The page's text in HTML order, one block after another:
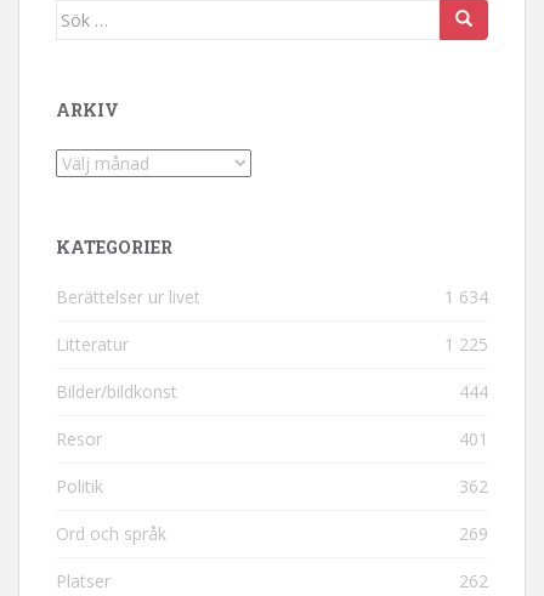
Sök efter:
ARKIV
Arkiv
KATEGORIER
Berättelser ur livet 1 634
Litteratur 1 225
Bilder/bildkonst 444
Resor 401
Politik 362
Ord och språk 269
Platser 262